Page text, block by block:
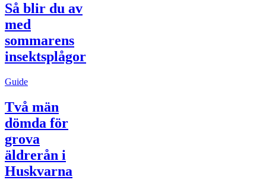
Så blir du av
med
sommarens
insektsplågor
Guide
Två män
dömda för
grova
äldrerån i
Huskvarna